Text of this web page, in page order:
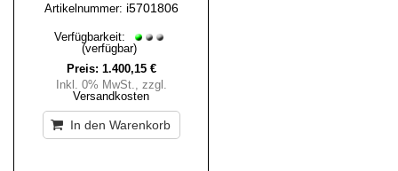
Artikelnummer: i5701806
Verfügbarkeit:
(verfügbar)
Preis: 1.400,15 €
Inkl. 0% MwSt., zzgl.
Versandkosten
In den Warenkorb